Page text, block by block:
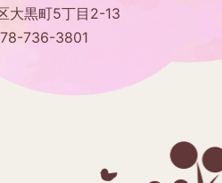
大黒町5丁目2-13
736-3801